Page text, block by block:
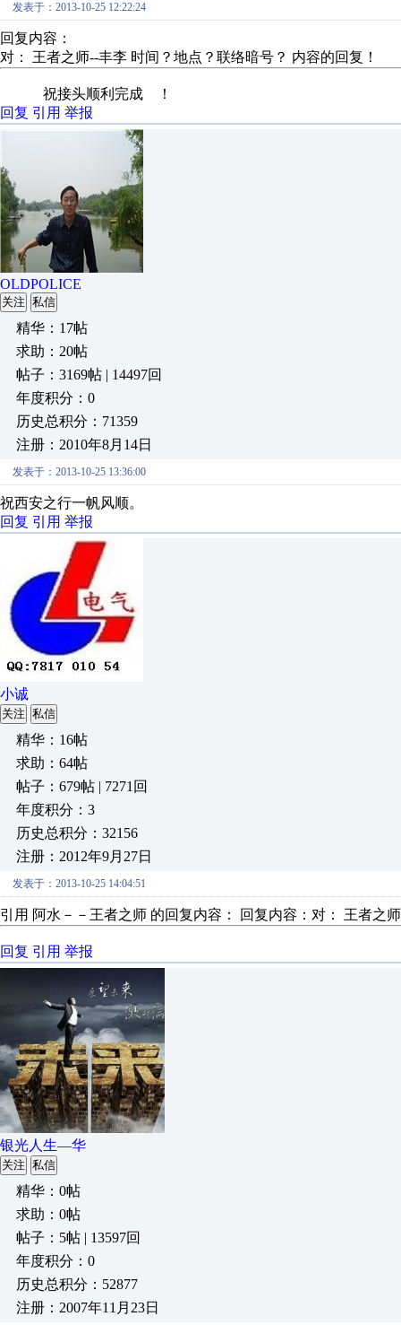
发表于：2013-10-25 12:22:24
回复内容：
对： 王者之师--丰李 时间？地点？联络暗号？ 内容的回复！
祝接头顺利完成 ！
回复 引用 举报
OLDPOLICE
关注 私信
精华：17帖
求助：20帖
帖子：3169帖 | 14497回
年度积分：0
历史总积分：71359
注册：2010年8月14日
发表于：2013-10-25 13:36:00
祝西安之行一帆风顺。
回复 引用 举报
小诚
关注 私信
精华：16帖
求助：64帖
帖子：679帖 | 7271回
年度积分：3
历史总积分：32156
注册：2012年9月27日
发表于：2013-10-25 14:04:51
引用 阿水－－王者之师 的回复内容： 回复内容：对： 王者之
回复 引用 举报
银光人生—华
关注 私信
精华：0帖
求助：0帖
帖子：5帖 | 13597回
年度积分：0
历史总积分：52877
注册：2007年11月23日